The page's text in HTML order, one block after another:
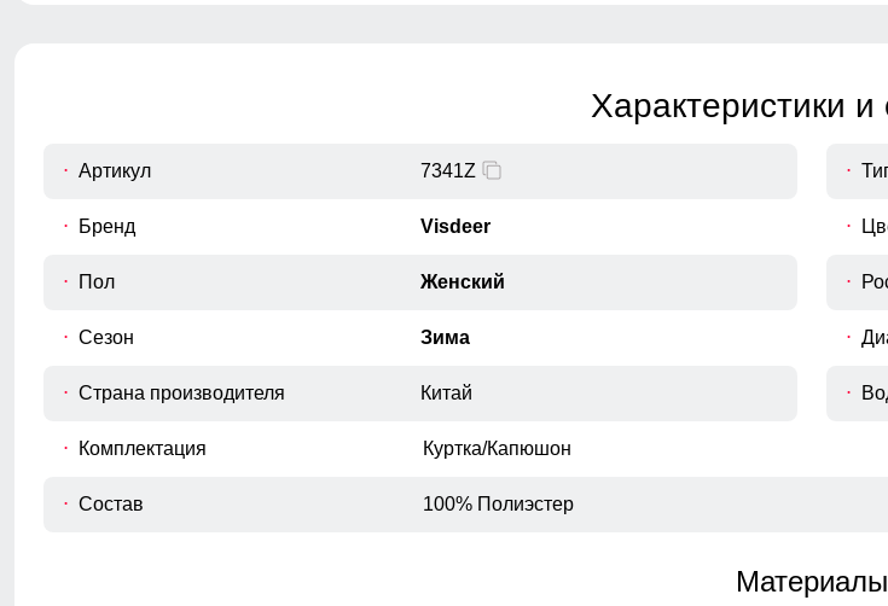
C
Расстояние от подмышечного шва
F
Измеряется вокруг самой широкой
Характеристики и
Артикул 7341Z
Бренд Visdeer
Пол Женский
Сезон Зима
Страна производителя Китай
Комплектация Куртка/Капюшон
Состав 100% Полиэстер
Материалы